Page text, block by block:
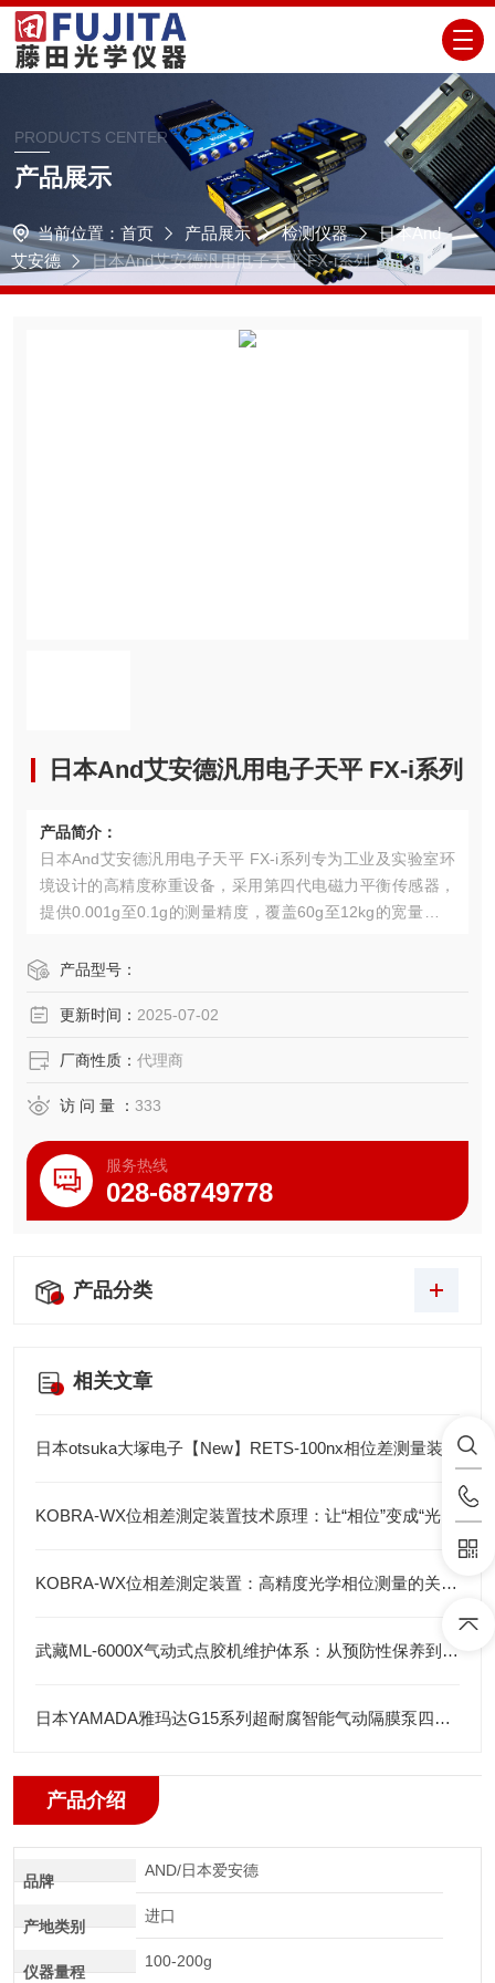
PRODUCTS CENTER
产品展示
当前位置： 首页 产品展示 检测仪器
日本And
艾安德
日本And艾安德汎用电子天平 FX-i系列
日本And艾安德汎用电子天平 FX-i系列
产品简介：
日本And艾安德汎用电子天平 FX-i系列专为工业及实验室环
境设计的高精度称重设备，采用第四代电磁力平衡传感器，
提供0.001g至0.1g的测量精度，覆盖60g至12kg的宽量程范
量等12种专业模式，内置温度/振动实时补偿系统，通过IP54
产品型号：
更新时间： 2025-07-02
厂商性质： 代理商
访 问 量 ： 333
服务热线
028-68749778
产品分类
相关文章
日本otsuka大塚电子【New】RETS-100nx相位差测量装置
KOBRA-WX位相差測定装置：高精度光学相位测量的关键技术解析
武藏ML-6000X气动式点胶机维护体系：从预防性保养到智能运维
日本YAMADA雅玛达G15系列超耐腐智能气动隔膜泵四川代理店
产品介绍
品牌
AND/日本爱安德
产地类别
进口
仪器量程
100-200g